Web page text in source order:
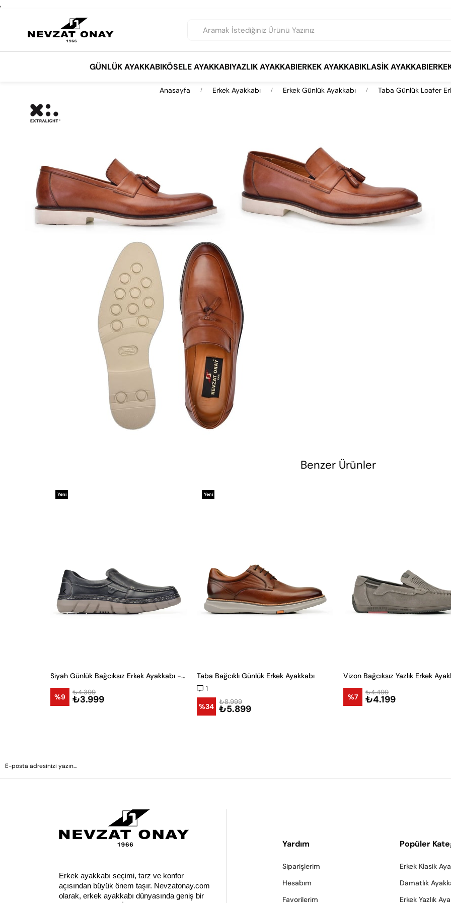
,
GÜNLÜK AYAKKABIKÖSELE AYAKKABIYAZLIK AYAKKABIERKEK AYAKKABIKLASIK AYAKKABI
Anasayfa Erkek Ayakkabı Erkek Günlük Ayakkabı Taba Günlük Loafer
Benzer Ürünler
Siyah Günlük Bağcıksız Erkek Ayakkabı -24121-
%9 ₺3.999
₺4.399
Yeni
Taba Bağcıklı Günlük Erkek Ayakkabı
1
%34 ₺5.899
₺8.999
Yeni
Vizon Bağcıksız Yazlık Erkek
%7 ₺4.199
₺4.499
Erkek ayakkabı seçimi, tarz ve konfor
açısından büyük önem taşır. Nevzatonay.com
olarak, erkek ayakkabı dünyasında geniş bir
Yardım
Siparişlerim
Hesabım
Favorilerim
Popüler
Erkek Klasik
Damatlık
Erkek Yazlık